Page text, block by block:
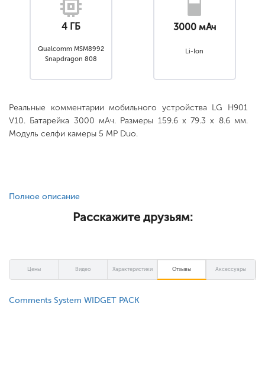
4 ГБ
Qualcomm MSM8992
Snapdragon 808
3000 мАч
Li-Ion
Реальные комментарии мобильного устройства LG H901
V10. Батарейка 3000 мАч. Размеры 159.6 x 79.3 x 8.6 мм.
Модуль селфи камеры 5 MP Duo.
Полное описание
Расскажите друзьям:
Цены Видео Характеристики Отзывы Аксессуары
Comments System WIDGET PACK